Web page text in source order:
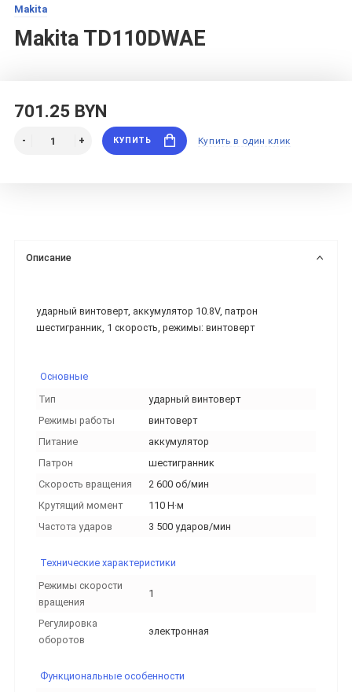
Makita
Makita TD110DWAE
701.25 BYN
КУПИТЬ Купить в один клик
Описание
ударный винтоверт, аккумулятор 10.8V, патрон
шестигранник, 1 скорость, режимы: винтоверт
Основные
Тип
ударный винтоверт
Режимы работы
винтоверт
Питание
аккумулятор
Патрон
шестигранник
Скорость вращения
2 600 об/мин
Крутящий момент
110 Н·м
Частота ударов
3 500 ударов/мин
Технические характеристики
Режимы скорости
вращения
1
Регулировка
оборотов
электронная
Функциональные особенности